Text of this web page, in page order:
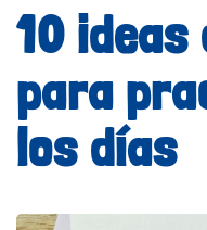
10 ideas
para
los días